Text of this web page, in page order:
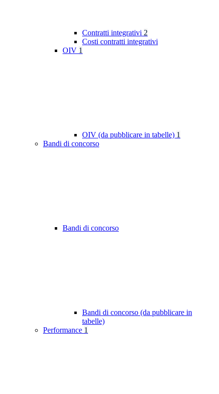
Contratti integrativi 2
Costi contratti integrativi
OIV 1
OIV (da pubblicare in tabelle) 1
Bandi di concorso
Bandi di concorso
Bandi di concorso (da pubblicare in
tabelle)
Performance 1